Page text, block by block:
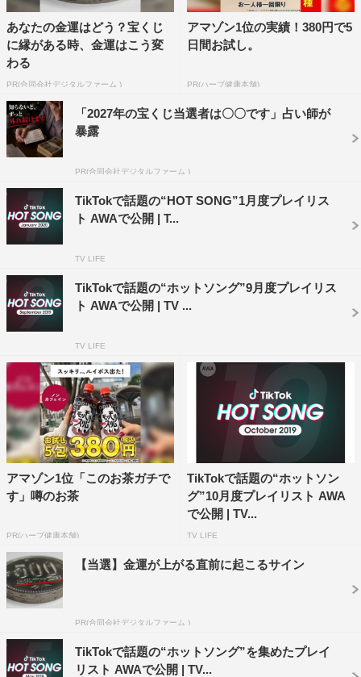
AWA TikTokアカウント： https://mf.awa.fm/2KaJ89i
『TikTok HOT SONG～11月～』
プレイリストURL：
01. Rumors／Jake Miller
02. Choices（Yup）／E-40
03. なにをやってもあかんわ／岡崎体育
04. SOS（feat. Aloe Blacc）／Avicii
05. Rat-tat-tat／三代目 J SOUL BROTHERS from EXILE
TRIBE
07. Way Back Home／Shaun 08. you／うえのたくと
09. トッポギとチヂミと私／チェンタンソク
10. 夏夜のマジック／indigo la End
11. Roundabout／Yes
12. Turning Up（Chorus ver.）／嵐
13. Walking with you／Novelbright
14. Indigo／88rising & NIKI
15. 紅蓮華 -TV ver.-／LiSA
16. 宿命（Shukumei）／Official髭男dism
17. Spooky, Scary Skeletons／Andrew Gold
18. パプリカ／Foorin
19. Dirty Work／Austin Mahone
20. Gasshow(Part 1）／illion
21. 君に出逢えて／shimamo
22. Teeth／5 Seconds Of Summer
23. キミに100パーセント（アニメヴァージョン）／きゃ
りーぱみゅぱみゅ
24. 2002 #2Anne／Marie
25. Already Dead／Lil Boom
あなたの金運はどう？宝くじ
に縁がある時、金運はこう変
わる
PR(合同会社デジタルファーム )
アマゾン1位の実績！380円で5
日間お試し。
PR(ハーブ健康本舗)
「2027年の宝くじ当選者は〇〇です」占い師が
暴露
PR(合同会社デジタルファーム )
TikTokで話題の“HOT SONG”1月度プレイリス
ト AWAで公開 | T...
TV LIFE
TikTokで話題の“ホットソング”9月度プレイリス
ト AWAで公開 | TV ...
TV LIFE
アマゾン1位「このお茶ガチで
す」噂のお茶
PR(ハーブ健康本舗)
TikTokで話題の“ホットソン
グ”10月度プレイリスト AWA
で公開 | TV...
TV LIFE
【当選】金運が上がる直前に起こるサイン
PR(合同会社デジタルファーム )
TikTokで話題の“ホットソング”を集めたプレイ
リスト AWAで公開 | TV...